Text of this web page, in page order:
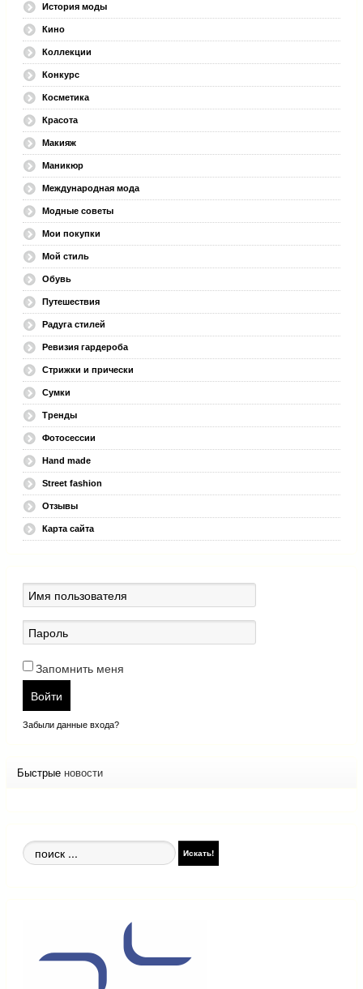
История моды
Кино
Коллекции
Конкурс
Косметика
Красота
Макияж
Маникюр
Международная мода
Модные советы
Мои покупки
Мой стиль
Обувь
Путешествия
Радуга стилей
Ревизия гардероба
Стрижки и прически
Сумки
Тренды
Фотосессии
Hand made
Street fashion
Отзывы
Карта сайта
Запомнить меня
Войти
Забыли данные входа?
Быстрые новости
Поиск
по
Искать!